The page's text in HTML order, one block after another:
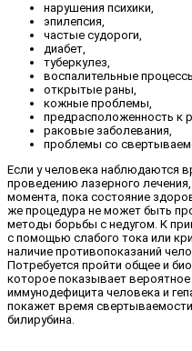
нарушения психики,
эпилепсия,
частые судороги,
диабет,
туберкулез,
воспалительные
открытые раны,
кожные проблемы,
предрасположенность к
раковые заболевания,
проблемы со
Если у человека наблюдаются
проведению лазерного
момента, пока состояние
же процедура не может быть
методы борьбы с недугом. К
с помощью слабого тока или
наличие противопоказаний
Потребуется пройти общее и
которое показывает
иммунодефицита человека и
покажет время
билирубина.